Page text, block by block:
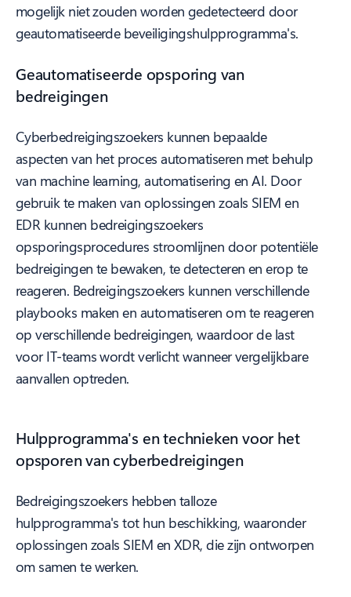
mogelijk niet zouden worden gedetecteerd door
geautomatiseerde beveiligingshulpprogramma's.
Geautomatiseerde opsporing van
bedreigingen
Cyberbedreigingszoekers kunnen bepaalde
aspecten van het proces automatiseren met behulp
van machine learning, automatisering en AI. Door
gebruik te maken van oplossingen zoals SIEM en
EDR kunnen bedreigingszoekers
opsporingsprocedures stroomlijnen door potentiële
bedreigingen te bewaken, te detecteren en erop te
reageren. Bedreigingszoekers kunnen verschillende
playbooks maken en automatiseren om te reageren
op verschillende bedreigingen, waardoor de last
voor IT-teams wordt verlicht wanneer vergelijkbare
aanvallen optreden.
Hulpprogramma's en technieken voor het
opsporen van cyberbedreigingen
Bedreigingszoekers hebben talloze
hulpprogramma's tot hun beschikking, waaronder
oplossingen zoals SIEM en XDR, die zijn ontworpen
om samen te werken.